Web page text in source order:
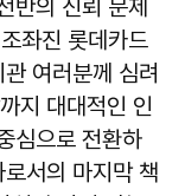
반의 신뢰 문제
조좌진 롯데카드
여러분께 심려
지 대대적인 인
심으로 전환하
서의 마지막 책